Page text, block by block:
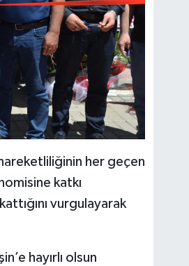
her geçen
katkı
vurgulayarak
hayırlı olsun